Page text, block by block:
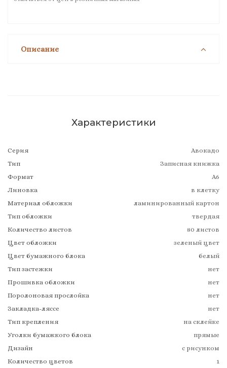
Описание
Характеристики
Серия
Авокадо
Тип
Записная книжка
Формат
А6
Линовка
в клетку
Материал обложки
ламинированный картон
Тип обложки
твердая
Количество листов
80 листов
Цвет обложки
зеленый цвет
Цвет бумажного блока
белый
Тип застежки
нет
Прошивка обложки
нет
Поролоновая прослойка
нет
Закладка-ляссе
нет
Тип крепления
на склейке
Уголки бумажкого блока
прямые
Дизайн
с рисунком
Количество цветов
1